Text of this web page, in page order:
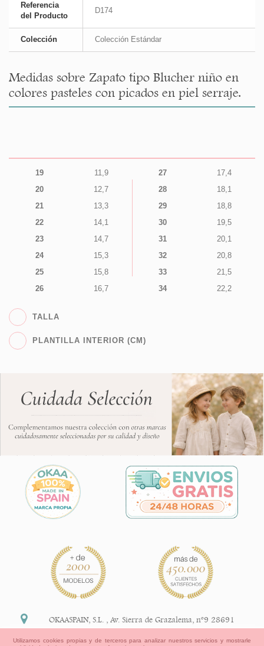
Referencia
del Producto
D174
Colección Colección Estándar
Medidas sobre Zapato tipo Blucher niño en
colores pasteles con picados en piel serraje.
19
11,9
20
12,7
21
13,3
22
14,1
23
14,7
24
15,3
25
15,8
26
16,7
27
17,4
28
18,1
29
18,8
30
19,5
31
20,1
32
20,8
33
21,5
34
22,2
TALLA
PLANTILLA INTERIOR (CM)
OKAASPAIN, S.L. ,Av. Sierra de Grazalema, nº9 28691
Utilizamos cookies propias y de terceros para analizar nuestros servicios y mostrarle